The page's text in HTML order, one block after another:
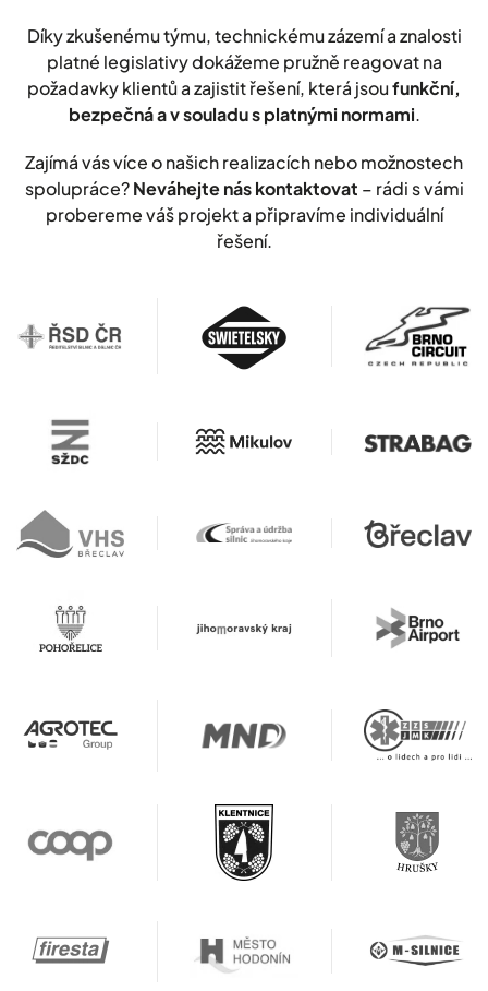
Díky zkušenému týmu, technickému zázemí a znalosti
platné legislativy dokážeme pružně reagovat na
požadavky klientů a zajistit řešení, která jsoufunkční,
bezpečná a v souladu s platnými normami.
Zajímá vás více o našich realizacích nebo možnostech
spolupráce?Neváhejte nás kontaktovat – rádi s vámi
probereme váš projekt a připravíme individuální
řešení.